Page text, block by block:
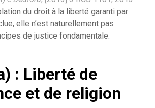
du droit à la liberté garanti par
elle n’est naturellement pas
de justice fondamentale.
: Liberté de
et de religion